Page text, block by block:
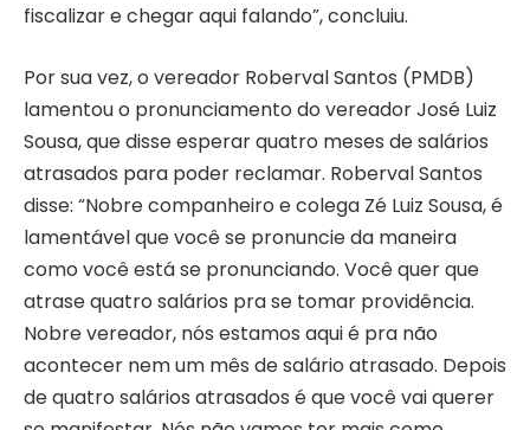
fiscalizar e chegar aqui falando”, concluiu.
Por sua vez, o vereador Roberval Santos (PMDB)
lamentou o pronunciamento do vereador José Luiz
Sousa, que disse esperar quatro meses de salários
atrasados para poder reclamar. Roberval Santos
disse: “Nobre companheiro e colega Zé Luiz Sousa, é
lamentável que você se pronuncie da maneira
como você está se pronunciando. Você quer que
atrase quatro salários pra se tomar providência.
Nobre vereador, nós estamos aqui é pra não
acontecer nem um mês de salário atrasado. Depois
de quatro salários atrasados é que você vai querer